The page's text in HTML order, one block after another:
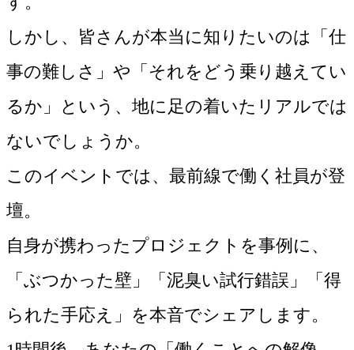
しかし、皆さんが本当に知りたいのは「仕
事の難しさ」や「それをどう乗り越えてい
るか」という、地に足の着いたリアルでは
ないでしょうか。
このイベントでは、最前線で働く社員が登
壇。
自身が携わったプロジェクトを事例に、
「ぶつかった壁」「泥臭い試行錯誤」「得
られた手応え」を本音でシェアします。